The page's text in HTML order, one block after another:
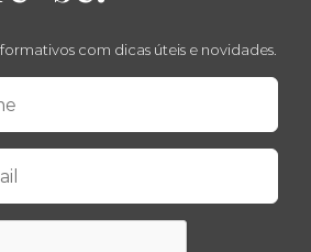
com dicas úteis e novidades.